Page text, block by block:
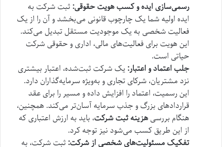
رسمی‌سازی ایده و کسب هویت حقوقی:ثبت شرکت به
ایده اولیه شما یک چارچوب قانونی می‌بخشد و آن را از یک
فعالیت شخصی به یک موجودیت مستقل تبدیل می‌کند.
این هویت برای فعالیت‌های مالی، اداری و حقوقی شرکت
حیاتی است.
جلب اعتماد و اعتبار: یک شرکت ثبت‌شده، اعتبار بیشتری
نزد مشتریان، شرکای تجاری و به‌ویژه سرمایه‌گذاران دارد.
این رسمیت، اعتماد را افزایش داده و مسیر را برای عقد
قراردادهای بزرگ و جذب سرمایه آسان‌تر می‌کند. همچنین،
هنگام بررسیهزینه ثبت شرکت، باید به ارزش اعتباری که
از این طریق کسب می‌شود نیز توجه کرد.
تفکیک مسئولیت‌های شخصی از شرکت:ثبت شرکت، به